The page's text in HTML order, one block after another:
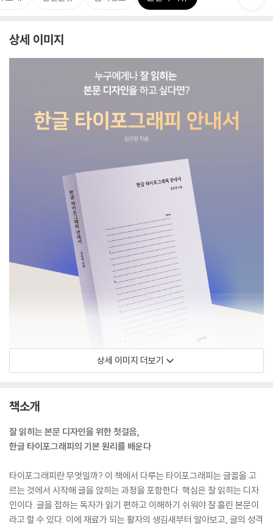
상세 이미지
상세 이미지 더보기
책소개
잘 읽히는 본문 디자인을 위한 첫걸음,
한글 타이포그래피의 기본 원리를 배운다
타이포그래피란 무엇일까? 이 책에서 다루는 타이포그래피는 글꼴을 고
르는 것에서 시작해 글을 앉히는 과정을 포함한다. 핵심은 잘 읽히는 디자
인이다. 글을 접하는 독자가 읽기 편하고 이해하기 쉬워야 잘 흘린 본문이
라고 할 수 있다. 이에 재료가 되는 활자의 생김새부터 알아보고, 글의 성격